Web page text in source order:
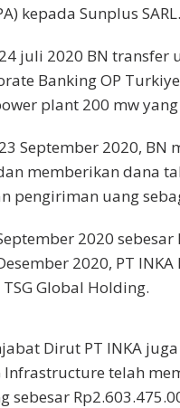
kepada Sunplus SARL.
juli 2020 BN transfer
Banking OP
plant 200 mw
September 2020,
memberikan dana
pengiriman uang
2020
2020, PT
Global Holding.
Dirut PT INKA
Infrastructure telah
sebesar